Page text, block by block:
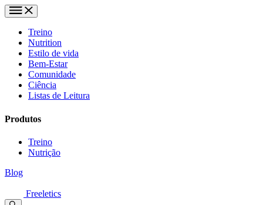
Treino
Nutrition
Estilo de vida
Bem-Estar
Comunidade
Ciência
Listas de Leitura
Produtos
Treino
Nutrição
Blog
Freeletics